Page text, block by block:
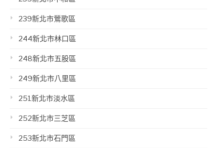
239新北市鶯歌區
244新北市林口區
248新北市五股區
249新北市八里區
251新北市淡水區
252新北市三芝區
253新北市石門區